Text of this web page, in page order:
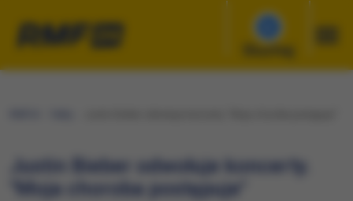
Słuchaj
Justin Bieber odwołuje koncerty.
"Moja choroba postępuje"